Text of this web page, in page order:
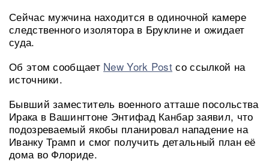
Сейчас мужчина находится в одиночной камере
следственного изолятора в Бруклине и ожидает
суда.
Об этом сообщает New York Post со ссылкой на
источники.
Бывший заместитель военного атташе посольства
Ирака в Вашингтоне Энтифад Канбар заявил, что
подозреваемый якобы планировал нападение на
Иванку Трамп и смог получить детальный план её
дома во Флориде.